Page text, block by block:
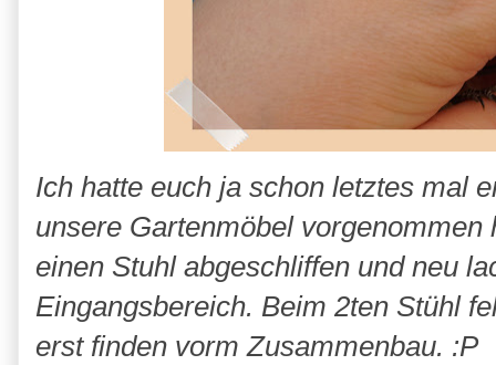
Ich hatte euch ja schon letztes mal
unsere Gartenmöbel
einen Stuhl abgeschliffen und neu
Eingangsbereich. Beim 2ten Stühl
erst finden vorm Zusammenbau. :P